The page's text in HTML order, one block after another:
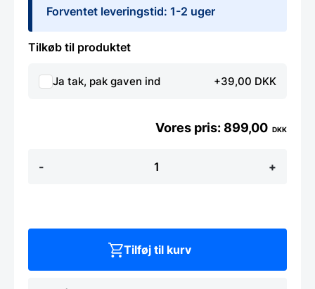
Forventet leveringstid: 1-2 uger
Tilkøb til produktet
Ja tak, pak gaven ind +39,00 DKK
-
spejl
antal
+
899,00 DKK
Tilføj til kurv